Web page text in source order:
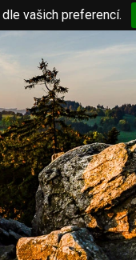
vašich preferencí.